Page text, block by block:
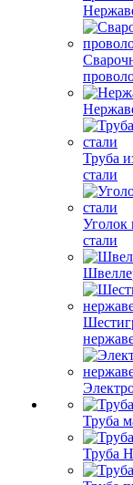
Труба
стали
Уголок
стали
Труба
Труба